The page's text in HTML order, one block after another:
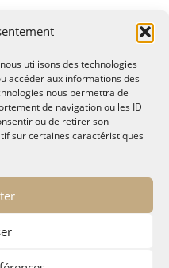
utilisons des technologies
accéder aux informations des
nous permettra de
de navigation ou les ID
ou de retirer son
sur certaines caractéristiques
A l'Ecoute / 1995-
- Hyères 83400